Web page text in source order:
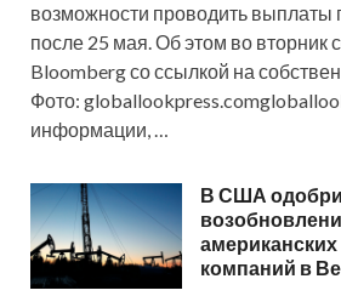
возможности проводить выплаты
после 25 мая. Об этом во вторник
Bloomberg со ссылкой на
Фото:
информации, …
В США
компаний в